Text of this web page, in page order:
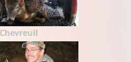
Chevreuil